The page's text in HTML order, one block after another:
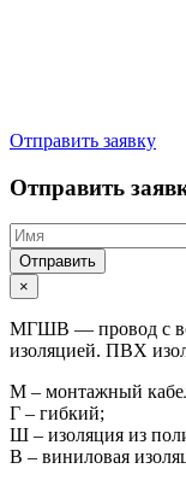
Отправить заявку
Отправить
Отправить
×
МГШВ — провод с
изоляцией. ПВХ
М – монтажный
Г – гибкий;
Ш – изоляция из
В – виниловая